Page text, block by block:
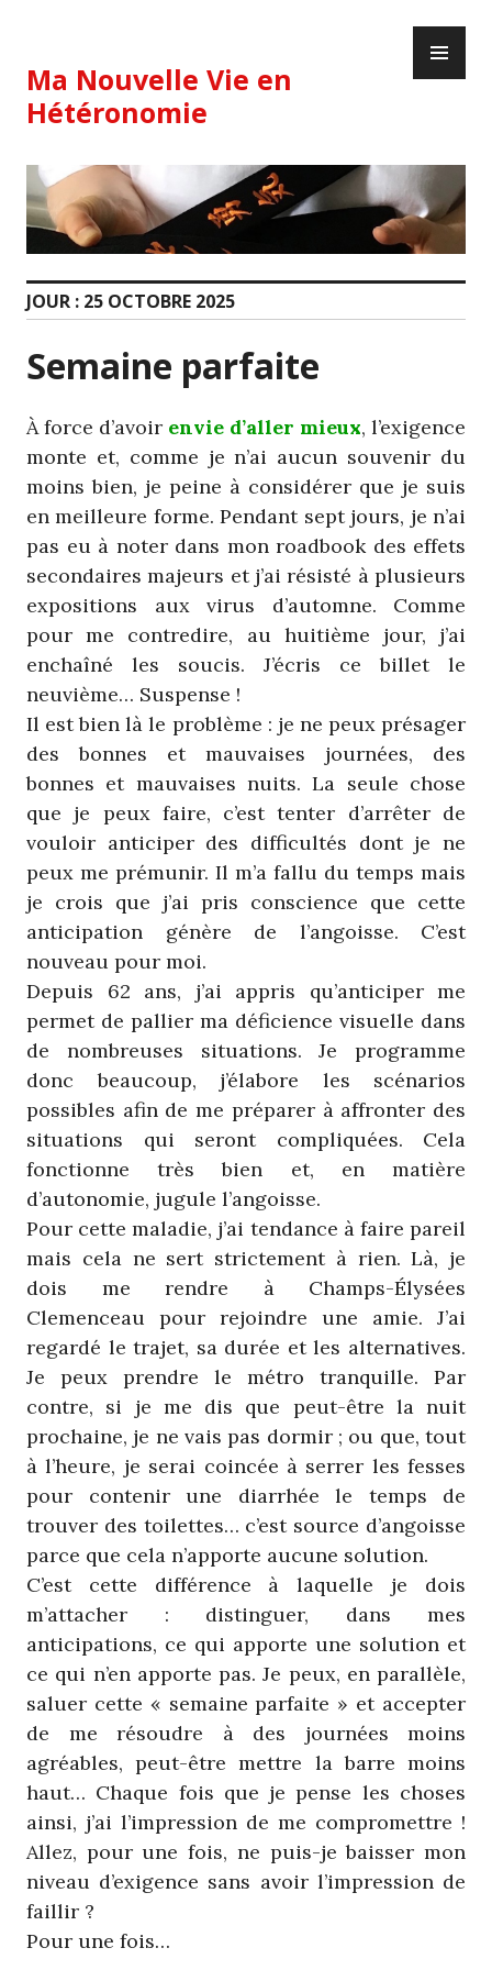
content
Ma Nouvelle Vie en
Hétéronomie
JOUR : 25 OCTOBRE 2025
Semaine parfaite
À force d’avoir envie d’aller mieux, l’exigence
monte et, comme je n’ai aucun souvenir du
moins bien, je peine à considérer que je suis
en meilleure forme. Pendant sept jours, je n’ai
pas eu à noter dans mon roadbook des effets
secondaires majeurs et j’ai résisté à plusieurs
expositions aux virus d’automne. Comme
pour me contredire, au huitième jour, j’ai
enchaîné les soucis. J’écris ce billet le
neuvième… Suspense !
Il est bien là le problème : je ne peux présager
des bonnes et mauvaises journées, des
bonnes et mauvaises nuits. La seule chose
que je peux faire, c’est tenter d’arrêter de
vouloir anticiper des difficultés dont je ne
peux me prémunir. Il m’a fallu du temps mais
je crois que j’ai pris conscience que cette
anticipation génère de l’angoisse. C’est
nouveau pour moi.
Depuis 62 ans, j’ai appris qu’anticiper me
permet de pallier ma déficience visuelle dans
de nombreuses situations. Je programme
donc beaucoup, j’élabore les scénarios
possibles afin de me préparer à affronter des
situations qui seront compliquées. Cela
fonctionne très bien et, en matière
d’autonomie, jugule l’angoisse.
Pour cette maladie, j’ai tendance à faire pareil
mais cela ne sert strictement à rien. Là, je
dois me rendre à Champs-Élysées
Clemenceau pour rejoindre une amie. J’ai
regardé le trajet, sa durée et les alternatives.
Je peux prendre le métro tranquille. Par
contre, si je me dis que peut-être la nuit
prochaine, je ne vais pas dormir ; ou que, tout
à l’heure, je serai coincée à serrer les fesses
pour contenir une diarrhée le temps de
trouver des toilettes… c’est source d’angoisse
parce que cela n’apporte aucune solution.
C’est cette différence à laquelle je dois
m’attacher : distinguer, dans mes
anticipations, ce qui apporte une solution et
ce qui n’en apporte pas. Je peux, en parallèle,
saluer cette « semaine parfaite » et accepter
de me résoudre à des journées moins
agréables, peut-être mettre la barre moins
haut… Chaque fois que je pense les choses
ainsi, j’ai l’impression de me compromettre !
Allez, pour une fois, ne puis-je baisser mon
niveau d’exigence sans avoir l’impression de
faillir ?
Pour une fois…